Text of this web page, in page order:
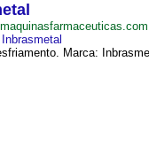
Inbrasmetal
Marca: